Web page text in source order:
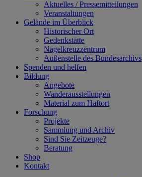
Aktuelles / Pressemitteilungen
Veranstaltungen
Gelände im Überblick
Historischer Ort
Gedenkstätte
Nagelkreuzzentrum
Außenstelle des Bundesarchivs
Spenden und helfen
Bildung
Angebote
Wanderausstellungen
Material zum Haftort
Forschung
Projekte
Sammlung und Archiv
Sind Sie Zeitzeuge?
Beratung
Shop
Kontakt